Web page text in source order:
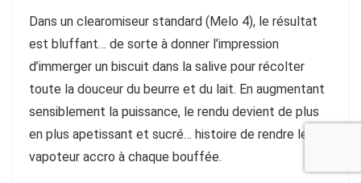
Dans un clearomiseur standard (Melo 4), le résultat
est bluffant… de sorte à donner l’impression
d’immerger un biscuit dans la salive pour récolter
toute la douceur du beurre et du lait. En augmentant
sensiblement la puissance, le rendu devient de plus
en plus apetissant et sucré… histoire de rendre le
vapoteur accro à chaque bouffée.